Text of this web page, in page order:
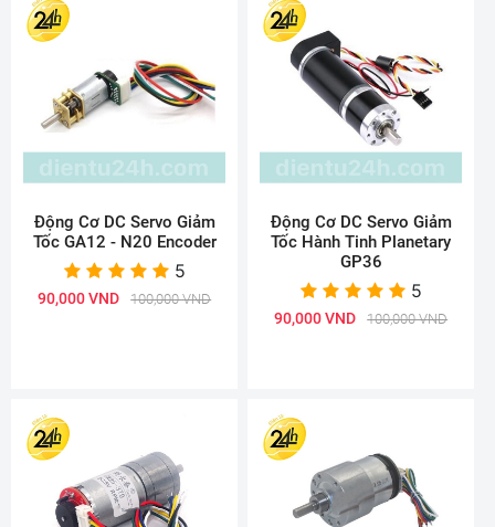
Động Cơ DC Servo Giảm
Tốc GA12 - N20 Encoder
5
90,000 VND 100,000 VND
Động Cơ DC Servo Giảm
Tốc Hành Tinh Planetary
GP36
5
90,000 VND 100,000 VND